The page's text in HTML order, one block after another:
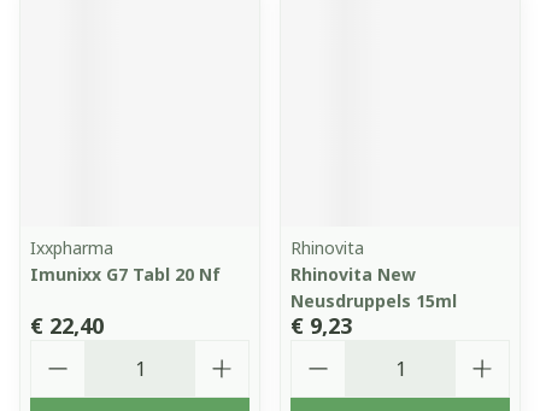
Ixxpharma
Imunixx G7 Tabl 20 Nf
€ 22,40
Rhinovita
Rhinovita New
Neusdruppels 15ml
€ 9,23